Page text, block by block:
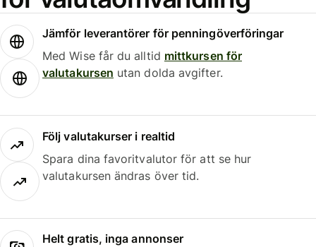
Jämför leverantörer för penningöverföringar
Med Wise får du alltid mittkursen för
valutakursen utan dolda avgifter.
Följ valutakurser i realtid
Spara dina favoritvalutor för att se hur
valutakursen ändras över tid.
Helt gratis, inga annonser